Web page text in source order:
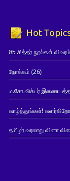
Hot
85 சித்தர் நூல்கள்
நோக்கம் (26)
ம.சோ.விக்டர்
வாழ்த்துங்கள்!
தமிழர் வரலாறு வினா